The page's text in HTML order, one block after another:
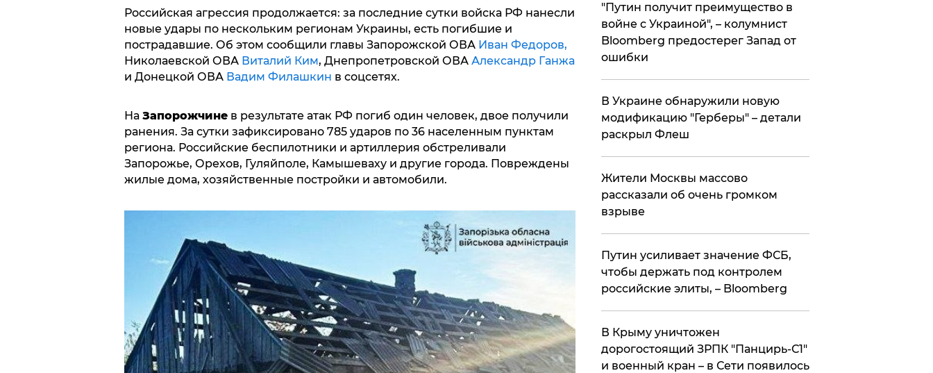
Российская агрессия продолжается: за последние сутки войска РФ нанесли
новые удары по нескольким регионам Украины, есть погибшие и
пострадавшие. Об этом сообщили главы Запорожской ОВА Иван Федоров,
Николаевской ОВА Виталий Ким, Днепропетровской ОВА Александр Ганжа
и Донецкой ОВА Вадим Филашкин в соцсетях.
На Запорожчинев результате атак РФ погиб один человек, двое получили
ранения. За сутки зафиксировано 785 ударов по 36 населенным пунктам
региона. Российские беспилотники и артиллерия обстреливали
Запорожье, Орехов, Гуляйполе, Камышеваху и другие города. Повреждены
жилые дома, хозяйственные постройки и автомобили.
"Путин получит преимущество в
войне с Украиной", – колумнист
Bloomberg предостерег Запад от
ошибки
В Украине обнаружили новую
модификацию "Герберы" – детали
раскрыл Флеш
Жители Москвы массово
рассказали об очень громком
взрыве
Путин усиливает значение ФСБ,
чтобы держать под контролем
российские элиты, – Bloomberg
В Крыму уничтожен
дорогостоящий ЗРПК "Панцирь-С1"
и военный кран – в Сети появилось